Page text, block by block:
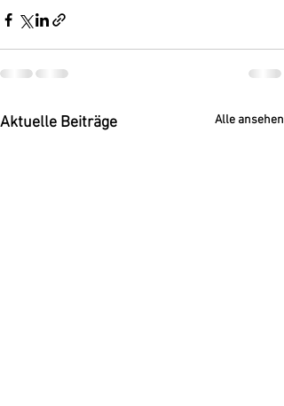
Aktuelle Beiträge Alle ansehen